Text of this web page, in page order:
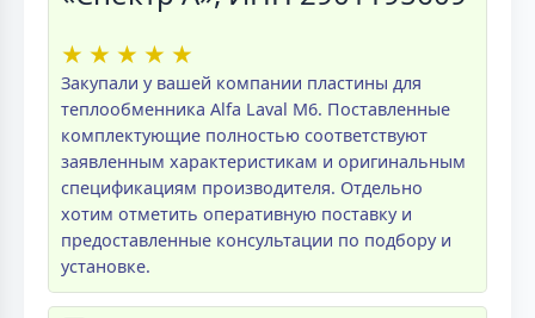
★ ★ ★ ★ ★
Закупали у вашей компании пластины для
теплообменника Alfa Laval M6. Поставленные
комплектующие полностью соответствуют
заявленным характеристикам и оригинальным
спецификациям производителя. Отдельно
хотим отметить оперативную поставку и
предоставленные консультации по подбору и
установке.